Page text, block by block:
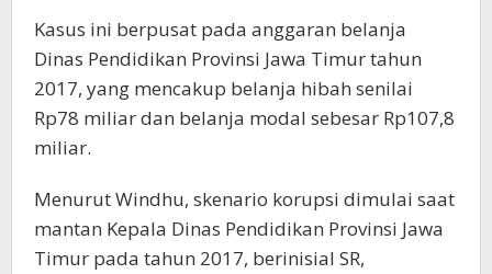
Kasus ini berpusat pada anggaran belanja
Dinas Pendidikan Provinsi Jawa Timur tahun
2017, yang mencakup belanja hibah senilai
Rp78 miliar dan belanja modal sebesar Rp107,8
miliar.
Menurut Windhu, skenario korupsi dimulai saat
mantan Kepala Dinas Pendidikan Provinsi Jawa
Timur pada tahun 2017, berinisial SR,